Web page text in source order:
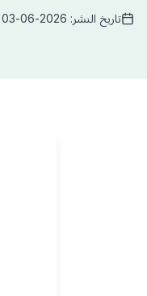
تاريخ النشر: 2026-06-03